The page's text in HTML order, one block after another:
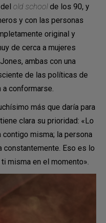
old school de los 90, y
y con las personas
original y
de cerca a mujeres
ambas con una
de las políticas de
conformarse.
más que daría para
clara su prioridad: «Lo
misma; la persona
constantemente. Eso es lo
misma en el momento».